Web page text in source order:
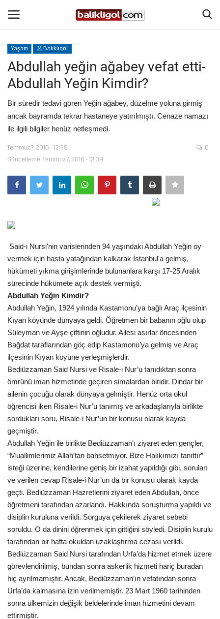
Giriş Yap
Anasayfa
Köşe Yazıları
Şanlıurfa
Eğitim
Tekno Bilim
Ekonomi
Siyaset
Galeriler
Yaşam
Künye
Sağlık
İletişim
Kültür Sanat
Yaşam Balıklıgöl
Abdullah yeğin ağabey vefat etti-
Abdullah Yeğin Kimdir?
Bir süredir tedavi gören Yeğin ağabey, düzelme yoluna girmiş
ancak bayramda tekrar hastaneye yatırılmıştı. Cenaze namazı
ile ilgili bilgiler henüz netleşmedi.
Temmuz 7, 2016 - 12:39
Güncelleme: Temmuz 7, 2016 - 12:39
0
Said-i Nursi'nin varislerinden 94 yaşındaki Abdullah Yeğin oy
vermek için hasta yatağından kalkarak İstanbul'a gelmiş,
hükümeti yıkma girişimlerinde bulunanlara karşı 17-25 Aralık
sürecinde hükümete açık destek vermişti.
Abdullah Yeğin Kimdir?
Abdullah Yeğin, 1924 yılında Kastamonu’ya bağlı Araç ilçesinin
Kıyan köyünde dünyaya geldi. Öğretmen bir babanın oğlu olup
Süleyman ve Ayşe çiftinin oğludur. Ailesi asırlar öncesinden
Bağdat taraflarından göç edip Kastamonu’ya gelmiş ve Araç
ilçesinin Kıyan köyüne yerleşmişlerdir.
Bediüzzaman Said Nursi ve Risale-i Nur’u tanıdıktan sonra
ömrünü iman hizmetinde geçiren simalardan biridir. Dindar bir
ailenin çocuğu olarak dünyaya gelmiştir. Henüz orta okul
öğrencisi iken Risale-i Nur’u tanımış ve arkadaşlarıyla birlikte
sordukları soru, Risale-i Nur’un bir konusu olarak kayda
geçmiştir.
Abdullah Yeğin ile birlikte Bediüzzaman’ı ziyaret eden gençler,
“Muallimlerimiz Allah’tan bahsetmiyor. Bize Halıkımızı tanıttır”
isteği üzerine, kendilerine geniş bir izahat yapıldığı gibi, soruları
ve verilen cevap Risale-i Nur’un da bir konusu olarak kayda
geçti. Bediüzzaman Hazretlerini ziyaret eden Abdullah, önce
öğretmeni tarafından azarlandı. Hakkında soruşturma yapıldı ve
disiplin kuruluna verildi. Sorguya çekilerek ziyaret sebebi
soruldu. O da dinini öğrenmek için gittiğini söyledi. Disiplin kurulu
tarafından bir hafta okuldan uzaklaştırma cezası verildi.
Bediüzzaman Said Nursi tarafından Urfa’da hizmet etmek üzere
görevlendirilmiş, bundan sonra askerlik hizmeti hariç buradan
hiç ayrılmamıştır. Ancak, Bediüzzaman’ın vefatından sonra
Urfa’da kalmasına izin verilmemiştir. 23 Mart 1960 tarihinden
sonra ülkemizin değişik beldelerinde iman hizmetini devam
ettirmiştir.